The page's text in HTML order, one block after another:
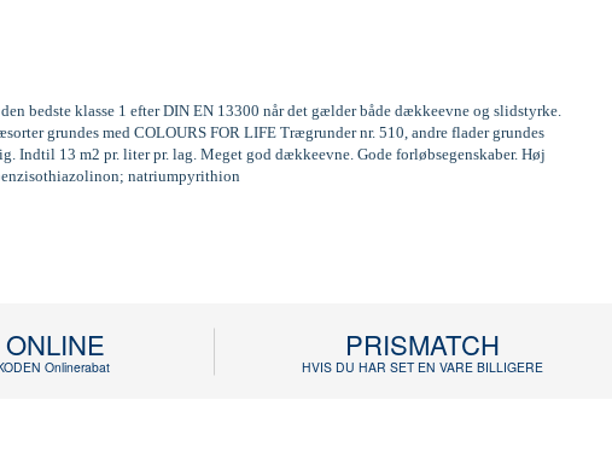
bedste klasse 1 efter DIN EN 13300 når det gælder både dækkeevne og slidstyrke.
grundes med COLOURS FOR LIFE Trægrunder nr. 510, andre flader grundes
Indtil 13 m2 pr. liter pr. lag. Meget god dækkeevne. Gode forløbsegenskaber. Høj
natriumpyrithion
Onlinerabat
PRISMATCH
HVIS DU HAR SET EN VARE BILLIGERE